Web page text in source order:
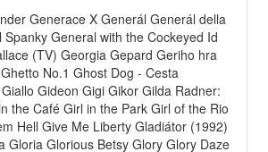
Generace X Generál Generál della
General with the Cockeyed Id
(TV) Georgia Gepard Geriho hra
No.1 Ghost Dog - Cesta
Gideon Gigi Gikor Gilda Radner:
the Café Girl in the Park Girl of the Rio
Hell Give Me Liberty Gladiátor (1992)
Glorious Betsy Glory Glory Daze